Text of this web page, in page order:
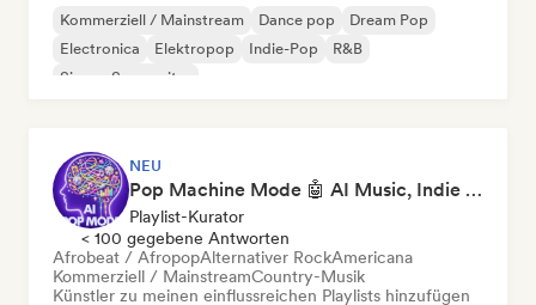
Kommerziell / Mainstream Dance pop
Dream Pop
Electronica
Elektropop Indie-Pop
R&B
Singer-Songwriter
NEU
Pop Machine Mode 🤖 AI Music, Indie Pop & Dream Pop
Playlist-Kurator
< 100 gegebene Antworten
Afrobeat / AfropopAlternativer RockAmericana
Kommerziell / MainstreamCountry-Musik
Künstler zu meinen einflussreichen Playlists hinzufügen